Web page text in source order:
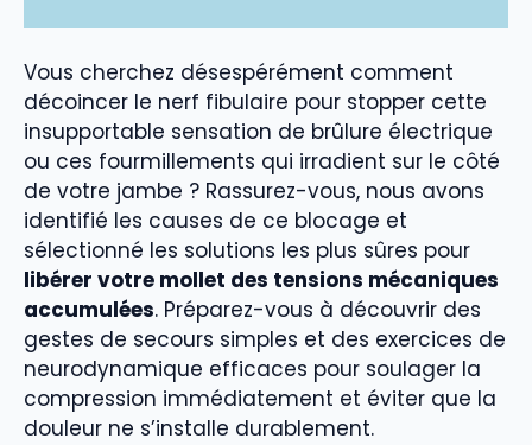
Vous cherchez désespérément comment
décoincer le nerf fibulaire pour stopper cette
insupportable sensation de brûlure électrique
ou ces fourmillements qui irradient sur le côté
de votre jambe ? Rassurez-vous, nous avons
identifié les causes de ce blocage et
sélectionné les solutions les plus sûres pour
libérer votre mollet des tensions mécaniques
accumulées. Préparez-vous à découvrir des
gestes de secours simples et des exercices de
neurodynamique efficaces pour soulager la
compression immédiatement et éviter que la
douleur ne s’installe durablement.